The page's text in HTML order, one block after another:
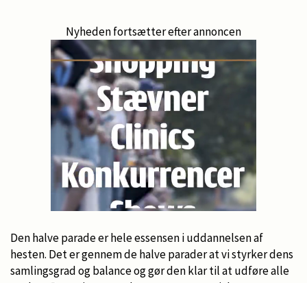
Nyheden fortsætter efter annoncen
Den halve parade er hele essensen i uddannelsen af
hesten. Det er gennem de halve parader at vi styrker dens
samlingsgrad og balance og gør den klar til at udføre alle